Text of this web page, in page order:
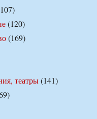
(120)
(169)
театры(141)